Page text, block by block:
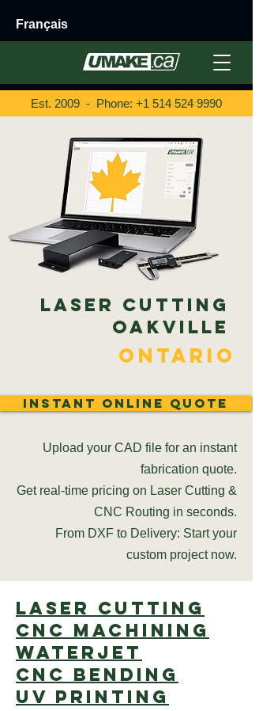
Français
Est. 2009 - Phone: +1 514 524 9990
Laser Cutting
Oakville
Ontario
Instant Online Quote
Upload your CAD file for an instant
fabrication quote.
Get real-time pricing on Laser Cutting &
CNC Routing in seconds.
From DXF to Delivery: Start your
custom project now.
Laser cutting
CNC Machining
Waterjet
CNC Bending
UV Printing